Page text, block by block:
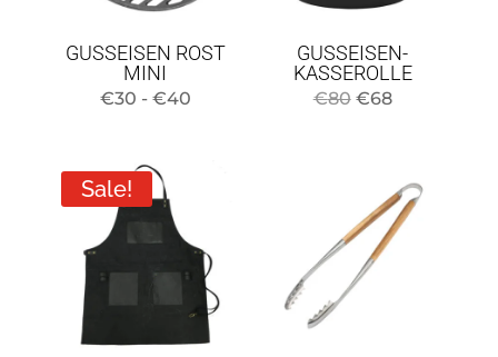
GUSSEISEN ROST
MINI
€30 - €40Preisspanne:
GUSSEISEN-
KASSEROLLE
€80 Original
€80.
€68Current
€68.
Sale!